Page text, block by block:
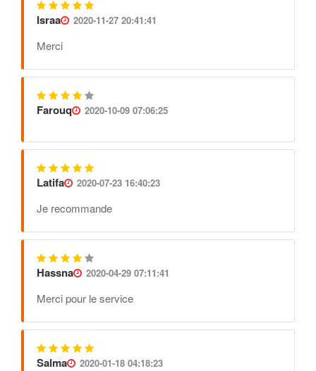
Israa 2020-11-27 20:41:41
Merci
Farouq 2020-10-09 07:06:25
Latifa 2020-07-23 16:40:23
Je recommande
Hassna 2020-04-29 07:11:41
Merci pour le service
Salma 2020-01-18 04:18:23